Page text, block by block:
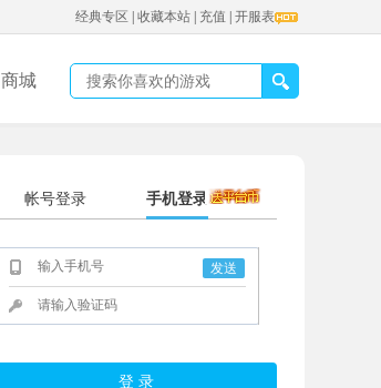
经典专区 收藏本站 充值 开服表
商城
帐号登录 手机登录
发送